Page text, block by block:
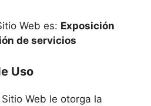
Web es: Exposición
de servicios
Uso
Web le otorga la